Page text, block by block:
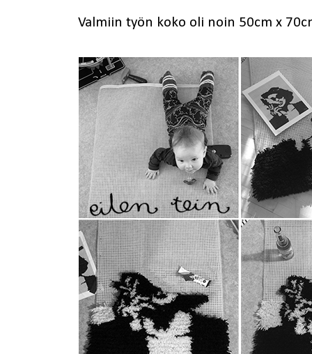
Valmiin työn koko oli noin 50cm x